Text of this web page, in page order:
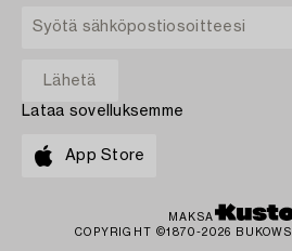
Lataa sovelluksemme
App Store
MAKSA
COPYRIGHT ©1870-2026